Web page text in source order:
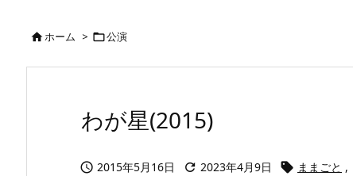
ホーム > 公演
わが星(2015)
 2015年5月16日  2023年4月9日  ままごと ,